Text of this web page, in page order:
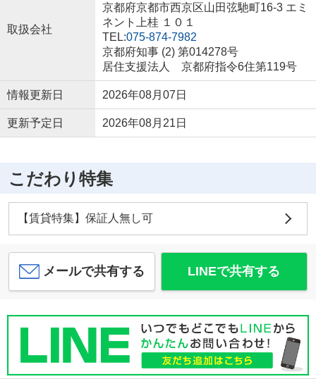
取扱会社
京都府京都市西京区山田弦馳町16-3 エミ
ネント上桂 １０１
TEL:075-874-7982
京都府知事 (2) 第014278号
居住支援法人 京都府指令6住第119号
情報更新日 2026年08月07日
更新予定日 2026年08月21日
こだわり特集
【賃貸特集】保証人無し可
メールで共有する LINEで共有する